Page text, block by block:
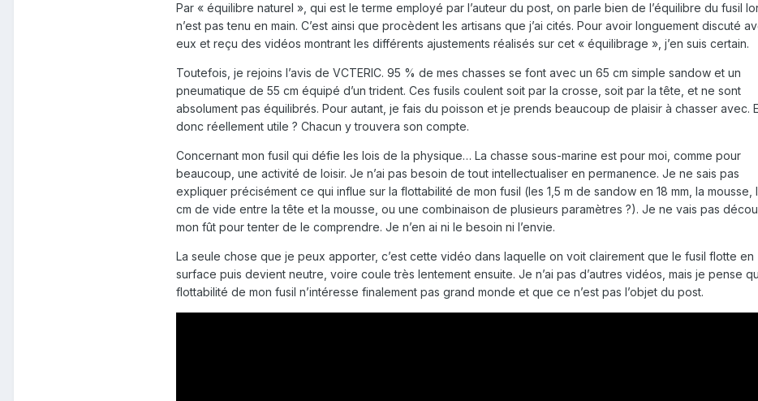
Par « équilibre naturel », qui est le terme employé par l’auteur du post, on parle bien de l’équilibre du fusil
n’est pas tenu en main. C’est ainsi que procèdent les artisans que j’ai cités. Pour avoir longuement discuté
eux et reçu des vidéos montrant les différents ajustements réalisés sur cet « équilibrage », j’en suis certain.
Toutefois, je rejoins l’avis de VCTERIC. 95 % de mes chasses se font avec un 65 cm simple sandow et un
pneumatique de 55 cm équipé d’un trident. Ces fusils coulent soit par la crosse, soit par la tête, et ne sont
absolument pas équilibrés. Pour autant, je fais du poisson et je prends beaucoup de plaisir à chasser avec.
donc réellement utile ? Chacun y trouvera son compte.
Concernant mon fusil qui défie les lois de la physique… La chasse sous-marine est pour moi, comme pour
beaucoup, une activité de loisir. Je n’ai pas besoin de tout intellectualiser en permanence. Je ne sais pas
expliquer précisément ce qui influe sur la flottabilité de mon fusil (les 1,5 m de sandow en 18 mm, la mousse,
cm de vide entre la tête et la mousse, ou une combinaison de plusieurs paramètres ?). Je ne vais pas
mon fût pour tenter de le comprendre. Je n’en ai ni le besoin ni l’envie.
La seule chose que je peux apporter, c’est cette vidéo dans laquelle on voit clairement que le fusil flotte en
surface puis devient neutre, voire coule très lentement ensuite. Je n’ai pas d’autres vidéos, mais je pense
flottabilité de mon fusil n’intéresse finalement pas grand monde et que ce n’est pas l’objet du post.